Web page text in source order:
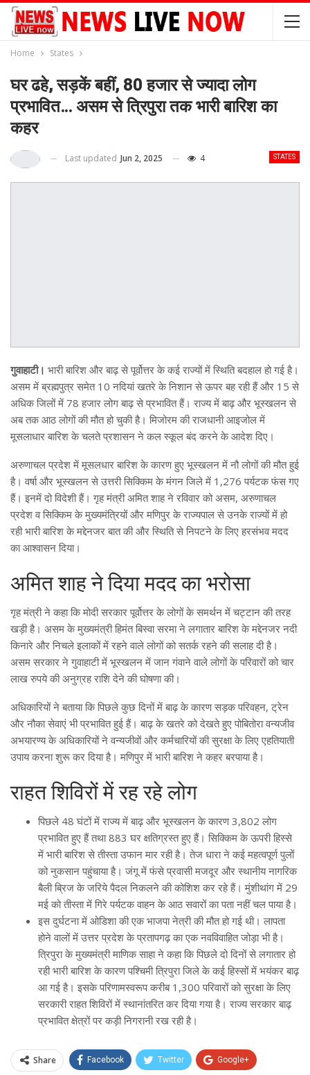
Home States
घर ढहे, सड़कें बहीं, 80 हजार से ज्यादा लोग
प्रभावित… असम से त्रिपुरा तक भारी बारिश का
कहर
STATES
Last updated Jun 2, 2025 4
गुवाहाटी। भारी बारिश और बाढ़ से पूर्वोत्तर के कई राज्यों में स्थिति बदहाल हो गई है।
असम में ब्रह्मपुत्र समेत 10 नदियां खतरे के निशान से ऊपर बह रही हैं और 15 से
अधिक जिलों में 78 हजार लोग बाढ़ से प्रभावित हैं। राज्य में बाढ़ और भूस्खलन से
अब तक आठ लोगों की मौत हो चुकी है। मिजोरम की राजधानी आइजोल में
मूसलाधार बारिश के चलते प्रशासन ने कल स्कूल बंद करने के आदेश दिए।
अरुणाचल प्रदेश में मूसलधार बारिश के कारण हुए भूस्खलन में नौ लोगों की मौत हुई
है। वर्षा और भूस्खलन से उत्तरी सिक्किम के मंगन जिले में 1,276 पर्यटक फंस गए
हैं। इनमें दो विदेशी हैं। गृह मंत्री अमित शाह ने रविवार को असम, अरुणाचल
प्रदेश व सिक्किम के मुख्यमंत्रियों और मणिपुर के राज्यपाल से उनके राज्यों में हो
रही भारी बारिश के मद्देनजर बात की और स्थिति से निपटने के लिए हरसंभव मदद
का आश्वासन दिया।
अमित शाह ने दिया मदद का भरोसा
गृह मंत्री ने कहा कि मोदी सरकार पूर्वोत्तर के लोगों के समर्थन में चट्टान की तरह
खड़ी है। असम के मुख्यमंत्री हिमंत बिस्वा सरमा ने लगातार बारिश के मद्देनजर नदी
किनारे और निचले इलाकों में रहने वाले लोगों को सतर्क रहने की सलाह दी है।
असम सरकार ने गुवाहाटी में भूस्खलन में जान गंवाने वाले लोगों के परिवारों को चार
लाख रुपये की अनुग्रह राशि देने की घोषणा की।
अधिकारियों ने बताया कि पिछले कुछ दिनों में बाढ़ के कारण सड़क परिवहन, ट्रेन
और नौका सेवाएं भी प्रभावित हुई हैं। बाढ़ के खतरे को देखते हुए पोबितोरा वन्यजीव
अभयारण्य के अधिकारियों ने वन्यजीवों और कर्मचारियों की सुरक्षा के लिए एहतियाती
उपाय करना शुरू कर दिया है। मणिपुर में भारी बारिश ने कहर बरपाया है।
राहत शिविरों में रह रहे लोग
पिछले 48 घंटों में राज्य में बाढ़ और भूस्खलन के कारण 3,802 लोग
प्रभावित हुए हैं तथा 883 घर क्षतिग्रस्त हुए हैं। सिक्किम के ऊपरी हिस्से
में भारी बारिश से तीस्ता उफान मार रही है। तेज धारा ने कई महत्वपूर्ण पुलों
को नुकसान पहुंचाया है। जंगू में फंसे प्रवासी मजदूर और स्थानीय नागरिक
बैली ब्रिज के जरिये पैदल निकलने की कोशिश कर रहे हैं। मुंशीथांग में 29
मई को तीस्ता में गिरे पर्यटक वाहन के आठ सवारों का पता नहीं चल पाया है।
इस दुर्घटना में ओडिशा की एक भाजपा नेत्री की मौत हो गई थी। लापता
होने वालों में उत्तर प्रदेश के प्रतापगढ़ का एक नवविवाहित जोड़ा भी है।
त्रिपुरा के मुख्यमंत्री माणिक साहा ने कहा कि पिछले दो दिनों से लगातार हो
रही भारी बारिश के कारण पश्चिमी त्रिपुरा जिले के कई हिस्सों में भयंकर बाढ़
आ गई है। इसके परिणामस्वरूप करीब 1,300 परिवारों को सुरक्षा के लिए
सरकारी राहत शिविरों में स्थानांतरित कर दिया गया है। राज्य सरकार बाढ़
प्रभावित क्षेत्रों पर कड़ी निगरानी रख रही है।
Share Facebook Twitter Google+